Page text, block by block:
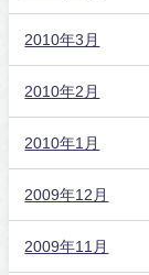
2010年3月
2010年2月
2010年1月
2009年12月
2009年11月